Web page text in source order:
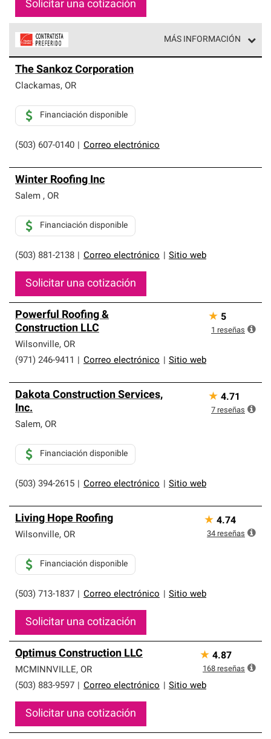
Solicitar una cotización
MÁS INFORMACIÓN
parte de una red exclusiva de profesionales de techos
que cumplen con altos estándares y requisitos estrictos
The Sankoz Corporation
Clackamas, OR
(503) 607-0140 Correo electrónico
Financiación disponible
Winter Roofing Inc
Salem , OR
(503) 881-2138 Correo electrónico Sitio web
Financiación disponible
Solicitar una cotización
Powerful Roofing &
Construction LLC
Wilsonville, OR
(971) 246-9411
Correo electrónico Sitio web
★ 5
1 reseñas
Dakota Construction Services,
Inc.
Salem, OR
(503) 394-2615 Correo electrónico Sitio web
Financiación disponible
★ 4.71
7 reseñas
Living Hope Roofing
Wilsonville, OR
(503) 713-1837 Correo electrónico Sitio web
Financiación disponible
Solicitar una cotización
★ 4.74
34 reseñas
Optimus Construction LLC
MCMINNVILLE, OR
(503) 883-9597
Correo electrónico Sitio web
Solicitar una cotización
★ 4.87
168 reseñas